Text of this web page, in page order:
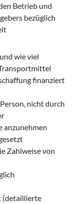
Betrieb und
bezüglich
wie viel
finanziert
nicht durch
anzunehmen
Zahlweise von
(detaillierte